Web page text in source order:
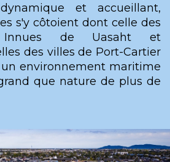
et accueillant,
s'y côtoient dont celle des
Innues de Uasaht et
des villes de Port-Cartier
environnement maritime
que nature de plus de